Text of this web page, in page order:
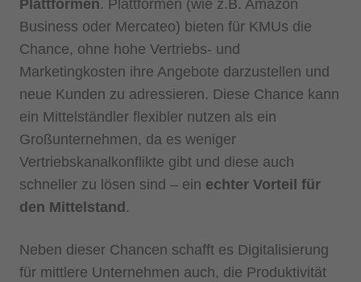
Plattformen. Plattformen (wie z.B. Amazon
Business oder Mercateo) bieten für KMUs die
Chance, ohne hohe Vertriebs- und
Marketingkosten ihre Angebote darzustellen und
neue Kunden zu adressieren. Diese Chance kann
ein Mittelständler flexibler nutzen als ein
Großunternehmen, da es weniger
Vertriebskanalkonflikte gibt und diese auch
schneller zu lösen sind – ein echter Vorteil für
den Mittelstand .
Neben dieser Chancen schafft es Digitalisierung
für mittlere Unternehmen auch, die Produktivität